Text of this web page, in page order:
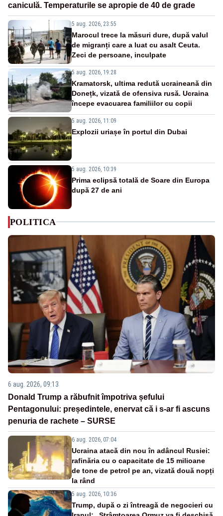
caniculă. Temperaturile se apropie de 40 de grade
5 aug. 2026, 23:55
Marocul trece la măsuri dure, după valul
de migranți care a luat cu asalt Ceuta.
Zeci de persoane, inculpate
5 aug. 2026, 19:28
Kramatorsk, ultima redută ucraineană din
Donețk, vizată de ofensiva rusă. Ucraina
începe evacuarea familiilor cu copii
5 aug. 2026, 11:09
Explozii uriașe în portul din Dubai
5 aug. 2026, 10:39
Prima eclipsă totală de Soare din Europa
după 27 de ani
POLITICA
6 aug. 2026, 09:13
Donald Trump a răbufnit împotriva șefului
Pentagonului: președintele, enervat că i s-ar fi ascuns
penuria de rachete – SURSE
6 aug. 2026, 07:04
Ucraina atacă din nou în adâncul Rusiei:
rafinăria cu o capacitate de 15 milioane
de tone de petrol pe an, vizată două nopți
la rând
5 aug. 2026, 10:36
Trump, după o zi întreagă de negocieri cu